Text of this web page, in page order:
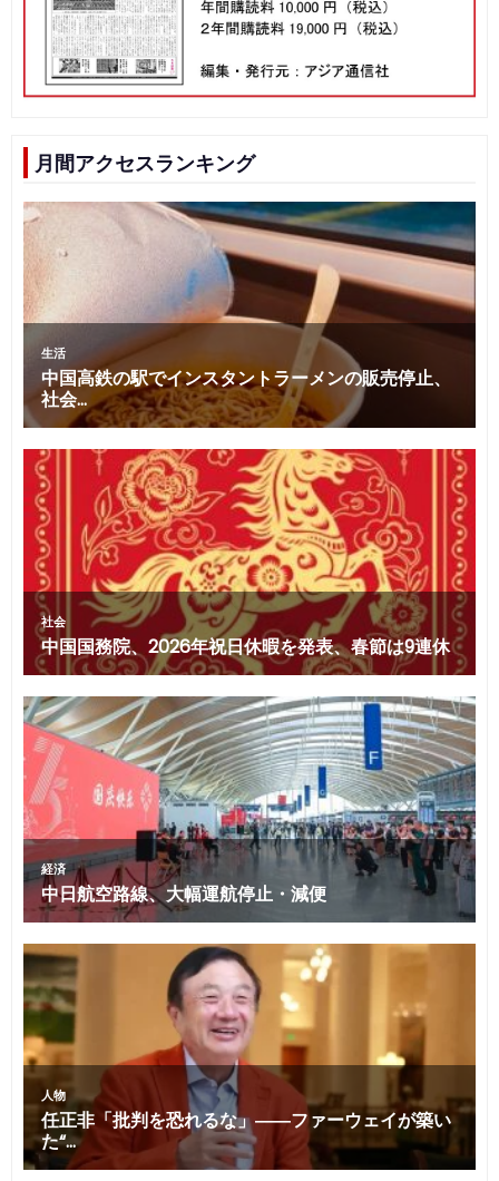
月間アクセスランキング